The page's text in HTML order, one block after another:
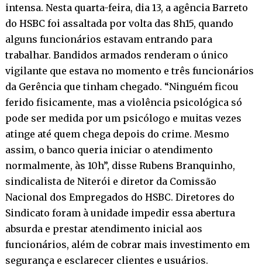
intensa. Nesta quarta-feira, dia 13, a agência Barreto
do HSBC foi assaltada por volta das 8h15, quando
alguns funcionários estavam entrando para
trabalhar. Bandidos armados renderam o único
vigilante que estava no momento e três funcionários
da Gerência que tinham chegado. “Ninguém ficou
ferido fisicamente, mas a violência psicológica só
pode ser medida por um psicólogo e muitas vezes
atinge até quem chega depois do crime. Mesmo
assim, o banco queria iniciar o atendimento
normalmente, às 10h”, disse Rubens Branquinho,
sindicalista de Niterói e diretor da Comissão
Nacional dos Empregados do HSBC. Diretores do
Sindicato foram à unidade impedir essa abertura
absurda e prestar atendimento inicial aos
funcionários, além de cobrar mais investimento em
segurança e esclarecer clientes e usuários.